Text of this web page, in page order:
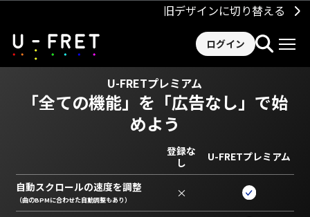
旧デザインに切り替える
ログイン
U-FRETプレミアム
「全ての機能」を 「広告なし」で始
めよう
登録な
し
U-FRETプレミアム
自動スクロールの速度を調整
（曲のBPMに合わせた自動調整もあり） ×